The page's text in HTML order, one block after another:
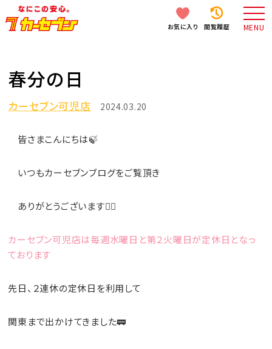
お気に入り 閲覧履歴 MENU
春分の日
カーセブン可児店 2024.03.20
皆さまこんにちは🍃
いつもカーセブンブログをご覧頂き
ありがとうございます🙇‍♀️
カーセブン可児店は毎週水曜日と第２火曜日が定休日となっ
ております
先日、２連休の定休日を利用して
関東まで出かけてきました🚃